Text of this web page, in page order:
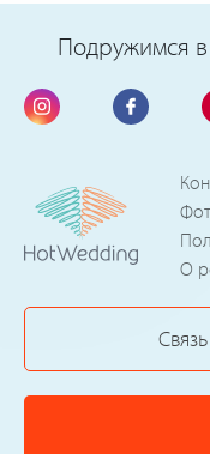
Подружимся в
О